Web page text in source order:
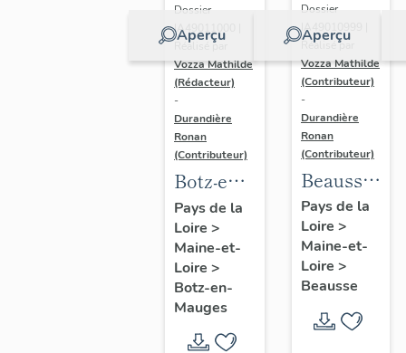
Aperçu
Dossier
IA49011000 |
Réalisé par
Vozza Mathilde
(Rédacteur)
-
Durandière
Ronan
(Contributeur)
Botz-en-
Mauges :
présentation
de la
commune
Pays de la
Loire >
Maine-et-
Loire >
Botz-en-
Mauges
Aperçu
Dossier
IA49010999 |
Réalisé par
Vozza Mathilde
(Contributeur)
-
Durandière
Ronan
(Contributeur)
Beausse :
de la
commune
Pays de la
Loire >
Maine-et-
Loire >
Beausse